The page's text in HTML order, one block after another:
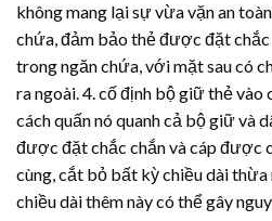
không mang lại sự vừa vặn an
chứa, đảm bảo thẻ được đặt
trong ngăn chứa, với mặt sau có
ra ngoài. 4. cố định bộ giữ thẻ vào
cách quấn nó quanh cả bộ giữ và
được đặt chắc chắn và cáp được
cùng, cắt bỏ bất kỳ chiều dài thừa
chiều dài thêm này có thể gây